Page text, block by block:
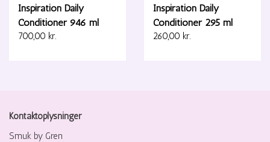
Inspiration Daily
Conditioner 946 ml
700,00 kr.
Inspiration Daily
Conditioner 295 ml
260,00 kr.
Kontaktoplysninger
Smuk by Gren